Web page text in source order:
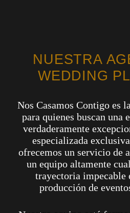
NUESTRA
WEDDING
Nos Casamos Contigo es
para quienes buscan una
verdaderamente
especializada
ofrecemos un servicio de
un equipo altamente
trayectoria impecable
producción de